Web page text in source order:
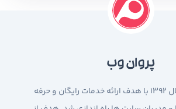
پروان وب
پروان وب در سال 1392 با هدف ارائه خدمات رایگان و حرفه